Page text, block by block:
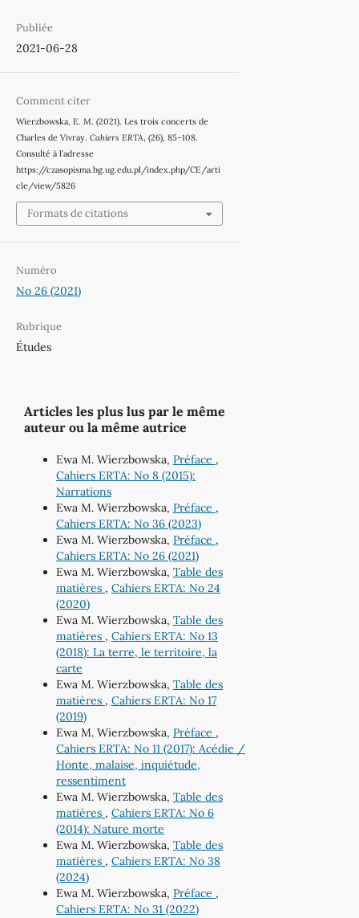
Publiée
2021-06-28
Comment citer
Wierzbowska, E. M. (2021). Les trois concerts de
Charles de Vivray. Cahiers ERTA , (26), 85–108.
Consulté à l’adresse
https://czasopisma.bg.ug.edu.pl/index.php/CE/arti
cle/view/5826
Formats de citations
Numéro
No 26 (2021)
Rubrique
Études
Articles les plus lus par le même
auteur ou la même autrice
Ewa M. Wierzbowska, Préface ,
Cahiers ERTA: No 8 (2015):
Narrations
Ewa M. Wierzbowska, Préface ,
Cahiers ERTA: No 36 (2023)
Ewa M. Wierzbowska, Préface ,
Cahiers ERTA: No 26 (2021)
Ewa M. Wierzbowska, Table des
matières , Cahiers ERTA: No 24
(2020)
Ewa M. Wierzbowska, Table des
matières , Cahiers ERTA: No 13
(2018): La terre, le territoire, la
carte
Ewa M. Wierzbowska, Table des
matières , Cahiers ERTA: No 17
(2019)
Ewa M. Wierzbowska, Préface ,
Cahiers ERTA: No 11 (2017): Acédie /
Honte, malaise, inquiétude,
ressentiment
Ewa M. Wierzbowska, Table des
matières , Cahiers ERTA: No 6
(2014): Nature morte
Ewa M. Wierzbowska, Table des
matières , Cahiers ERTA: No 38
(2024)
Ewa M. Wierzbowska, Préface ,
Cahiers ERTA: No 31 (2022)